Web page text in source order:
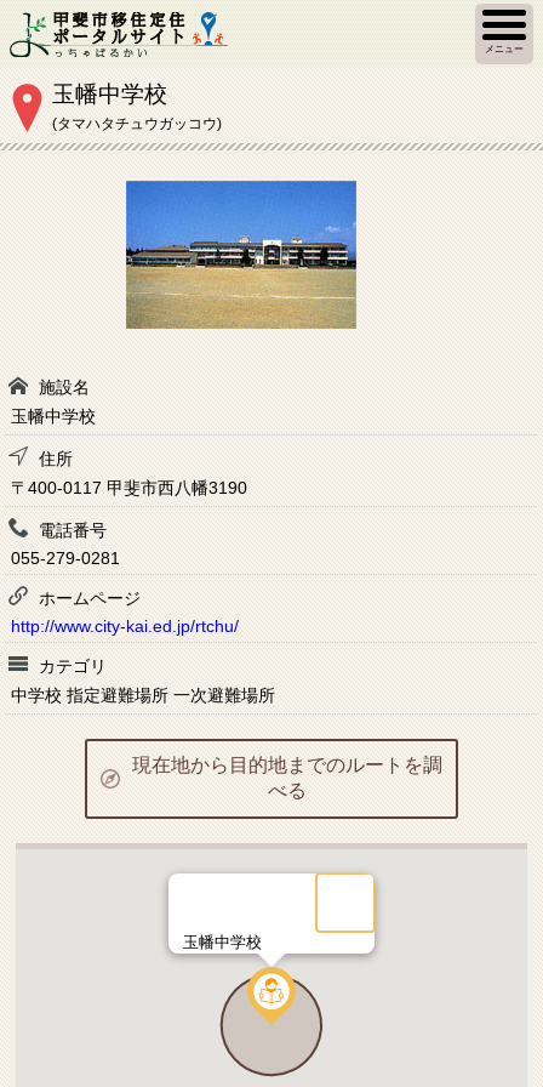
メニュー
玉幡中学校
(タマハタチュウガッコウ)
施設名
玉幡中学校
住所
〒400-0117 甲斐市西八幡3190
電話番号
055-279-0281
ホームページ
http://www.city-kai.ed.jp/rtchu/
カテゴリ
中学校 指定避難場所 一次避難場所
現在地から目的地までのルートを調
べる
玉幡中学校